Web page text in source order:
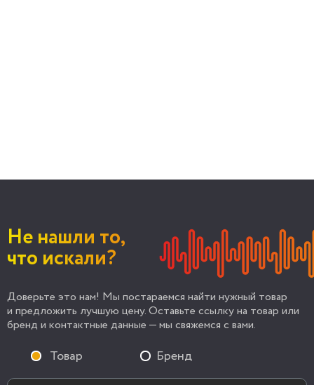
Не нашли то,
что искали?
Доверьте это нам! Мы постараемся найти нужный товар
и предложить лучшую цену. Оставьте ссылку на товар или
бренд и контактные данные — мы свяжемся с вами.
Товар Бренд